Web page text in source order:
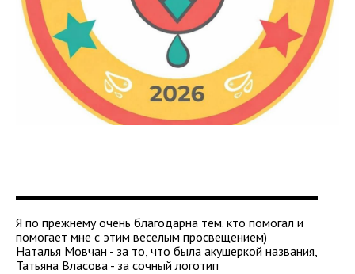
Я по прежнему очень благодарна тем. кто помогал и
помогает мне с этим веселым просвещением)
Наталья Мовчан - за то, что была акушеркой названия,
Татьяна Власова - за сочный логотип